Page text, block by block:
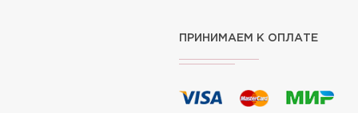
ПРИНИМАЕМ К ОПЛАТЕ